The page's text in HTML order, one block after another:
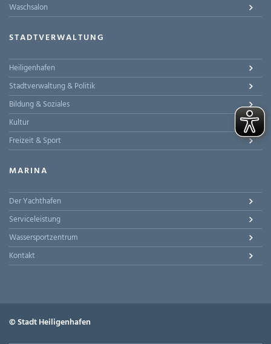
Waschsalon
STADTVERWALTUNG
Heiligenhafen
Stadtverwaltung & Politik
Bildung & Soziales
Kultur
Freizeit & Sport
MARINA
Der Yachthafen
Serviceleistung
Wassersportzentrum
Kontakt
© Stadt Heiligenhafen